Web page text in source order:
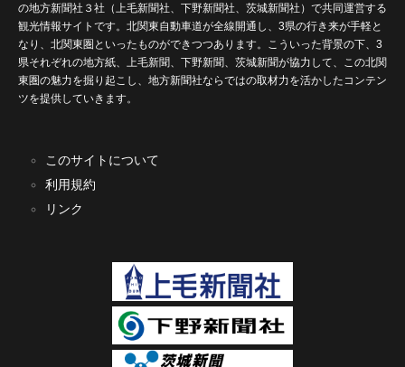
の地方新聞社３社（上毛新聞社、下野新聞社、茨城新聞社）で共同運営する
観光情報サイトです。北関東自動車道が全線開通し、3県の行き来が手軽と
なり、北関東圏といったものができつつあります。こういった背景の下、3
県それぞれの地方紙、上毛新聞、下野新聞、茨城新聞が協力して、この北関
東圏の魅力を掘り起こし、地方新聞社ならではの取材力を活かしたコンテン
ツを提供していきます。
このサイトについて
利用規約
リンク